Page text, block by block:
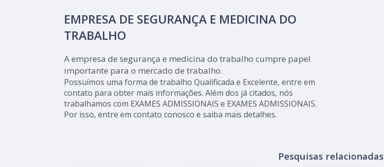
EMPRESA DE SEGURANÇA E MEDICINA DO
TRABALHO
A empresa de segurança e medicina do trabalho cumpre papel
importante para o mercado de trabalho.
Possuímos uma forma de trabalho Qualificada e Excelente, entre em
contato para obter mais informações. Além dos já citados, nós
trabalhamos com EXAMES ADMISSIONAIS e EXAMES ADMISSIONAIS.
Por isso, entre em contato conosco e saiba mais detalhes.
Pesquisas relacionadas